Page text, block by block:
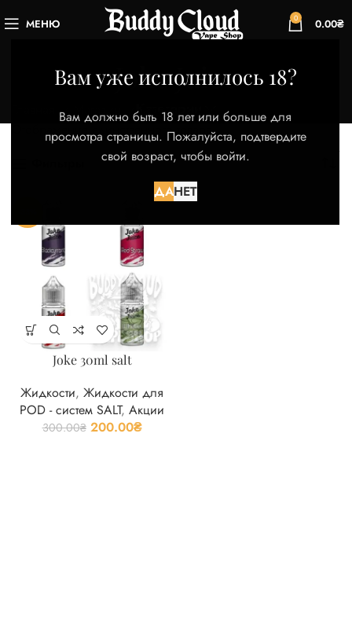
Вам уже исполнилось 18?
Вам должно быть 18 лет или больше для
просмотра страницы. Пожалуйста, подтвердите
свой возраст, чтобы войти.
ДАНЕТ
МЕНЮ 0 0.00₴
Joke Juice
Категории
Товары с меткой “Joke Juice”
Отображение единственного товара
Joke 30ml salt
Жидкости, Жидкости для
POD - систем SALT, Акции
300.00₴ 200.00₴